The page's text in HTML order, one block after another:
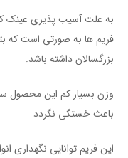
به علت آسیب پذیری عینک
فریم ها به صورتی است که
بزرگسالان داشته باشد.
وزن بسیار کم این محصول
باعث خستگی نگردد
این فریم توانایی نگهداری